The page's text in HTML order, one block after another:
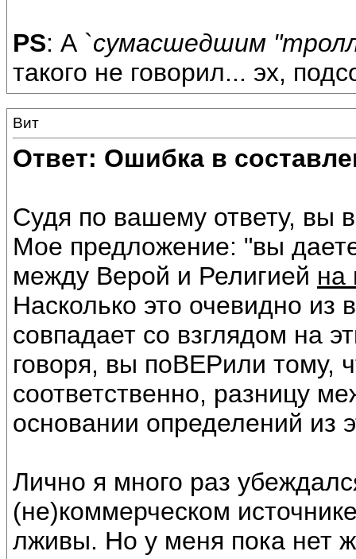
PS: А `сумасшедшим
такого не говорил... эх,
Вит
Ответ: Ошибка в
Судя по вашему ответу, вы
Мое предложение: "вы
между Верой и Религией на
Насколько это очевидно из
совпадает со взглядом на
говоря, вы поВЕРили тому,
соответственно, разницу
основании определений из
Лично я много раз
(не)коммерческом
лживы. Но у меня пока нет